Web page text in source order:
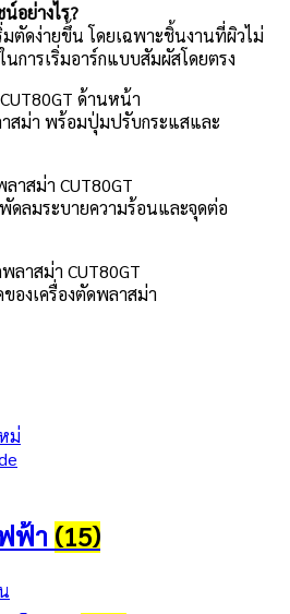
อย่างไร?
ตัดง่ายขึ้น โดยเฉพาะชิ้นงานที่ผิวไม่
นการเริ่มอาร์กแบบสัมผัสโดยตรง
สม่า พร้อมปุ่มปรับกระแสและ
ดลมระบายความร้อนและจุดต่อ
องเครื่องตัดพลาสม่า
ฟ้า (15)